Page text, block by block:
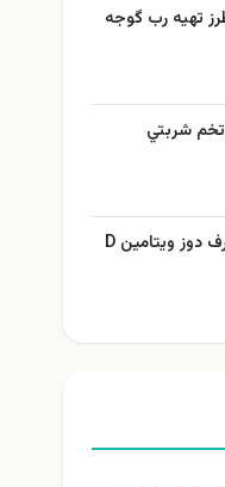
تهیه رب گوجه
شربتي
میزان صحیح مصرف دوز ویتامین D